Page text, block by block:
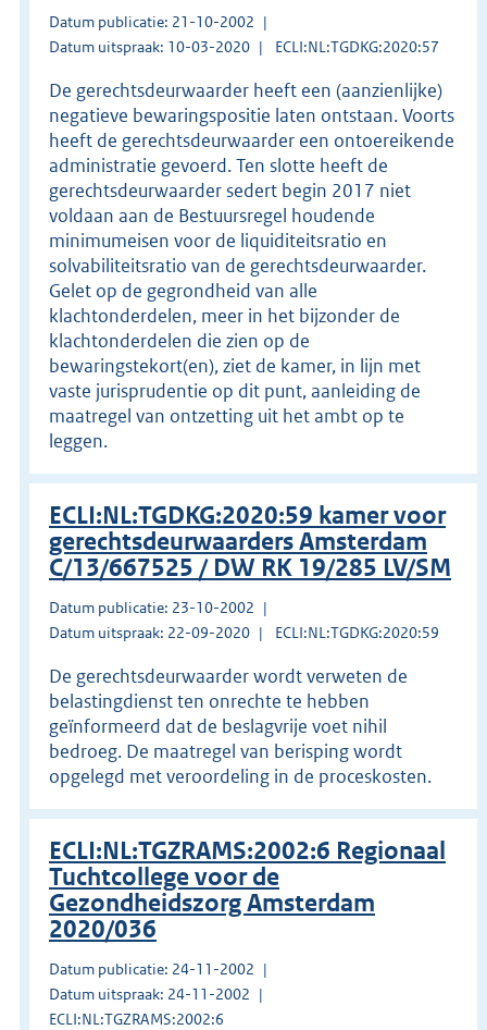
Datum publicatie: 21-10-2002
Datum uitspraak: 10-03-2020
ECLI:NL:TGDKG:2020:57
De gerechtsdeurwaarder heeft een (aanzienlijke)
negatieve bewaringspositie laten ontstaan. Voorts
heeft de gerechtsdeurwaarder een ontoereikende
administratie gevoerd. Ten slotte heeft de
gerechtsdeurwaarder sedert begin 2017 niet
voldaan aan de Bestuursregel houdende
minimumeisen voor de liquiditeitsratio en
solvabiliteitsratio van de gerechtsdeurwaarder.
Gelet op de gegrondheid van alle
klachtonderdelen, meer in het bijzonder de
klachtonderdelen die zien op de
bewaringstekort(en), ziet de kamer, in lijn met
vaste jurisprudentie op dit punt, aanleiding de
maatregel van ontzetting uit het ambt op te
leggen.
ECLI:NL:TGDKG:2020:59 kamer voor
gerechtsdeurwaarders Amsterdam
C/13/667525 / DW RK 19/285 LV/SM
Datum publicatie: 23-10-2002
Datum uitspraak: 22-09-2020
ECLI:NL:TGDKG:2020:59
De gerechtsdeurwaarder wordt verweten de
belastingdienst ten onrechte te hebben
geïnformeerd dat de beslagvrije voet nihil
bedroeg. De maatregel van berisping wordt
opgelegd met veroordeling in de proceskosten.
ECLI:NL:TGZRAMS:2002:6 Regionaal
Tuchtcollege voor de
Gezondheidszorg Amsterdam
2020/036
Datum publicatie: 24-11-2002
Datum uitspraak: 24-11-2002
ECLI:NL:TGZRAMS:2002:6